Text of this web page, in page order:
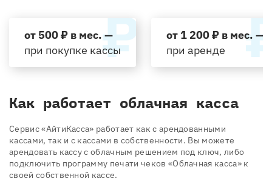
от 500 ₽ в мес. —
при покупке кассы
от 1 200 ₽ в мес. —
при аренде
Как работает облачная касса
Cервис «АйтиКасса» работает как с арендованными
кассами, так и с кассами в собственности. Вы можете
арендовать кассу с облачным решением под ключ, либо
подключить программу печати чеков «Облачная касса» к
своей собственной кассе.